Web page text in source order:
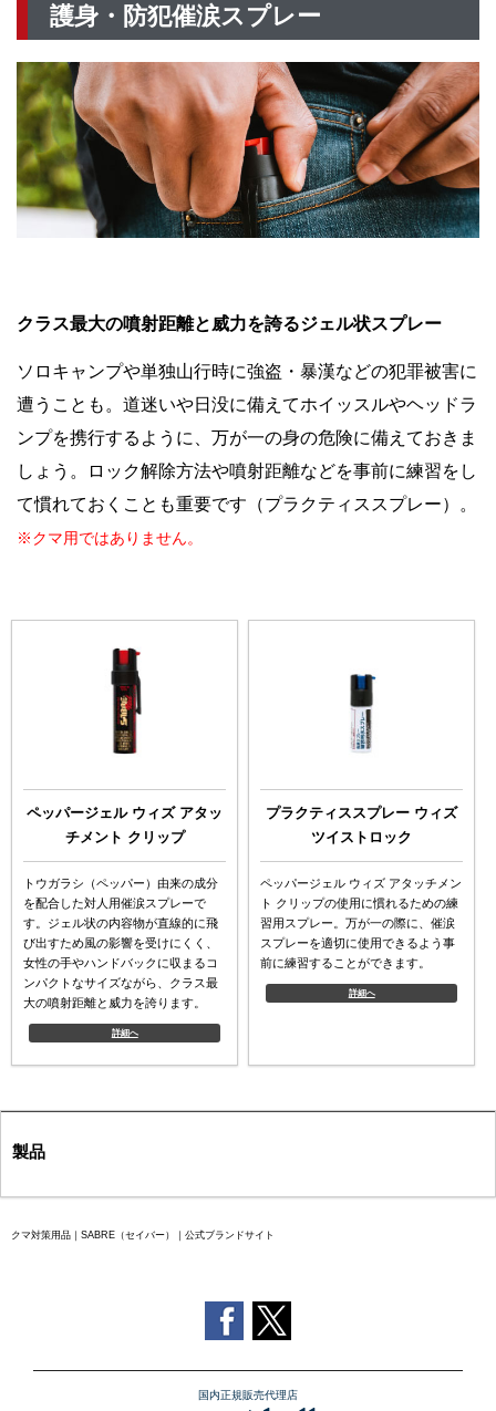
護身・防犯催涙スプレー
クラス最大の噴射距離と威力を誇るジェル状スプレー
ソロキャンプや単独山行時に強盗・暴漢などの犯罪被害に
遭うことも。道迷いや日没に備えてホイッスルやヘッドラ
ンプを携行するように、万が一の身の危険に備えておきま
しょう。ロック解除方法や噴射距離などを事前に練習をし
て慣れておくことも重要です（プラクティススプレー）。
※クマ用ではありません。
ペッパージェル ウィズ アタッ
チメント クリップ
トウガラシ（ペッパー）由来の成分
を配合した対人用催涙スプレーで
す。ジェル状の内容物が直線的に飛
び出すため風の影響を受けにくく、
女性の手やハンドバックに収まるコ
ンパクトなサイズながら、クラス最
大の噴射距離と威力を誇ります。
詳細へ
プラクティススプレー ウィズ
ツイストロック
ペッパージェル ウィズ アタッチメン
ト クリップの使用に慣れるための練
習用スプレー。万が一の際に、催涙
スプレーを適切に使用できるよう事
前に練習することができます。
詳細へ
製品
クマ対策用品｜SABRE（セイバー）｜公式ブランドサイト
国内正規販売代理店